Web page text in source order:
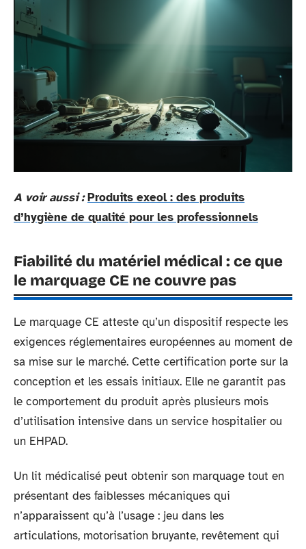
A voir aussi : Produits exeol : des produits
d’hygiène de qualité pour les professionnels
Fiabilité du matériel médical : ce que
le marquage CE ne couvre pas
Le marquage CE atteste qu’un dispositif respecte les
exigences réglementaires européennes au moment de
sa mise sur le marché. Cette certification porte sur la
conception et les essais initiaux. Elle ne garantit pas
le comportement du produit après plusieurs mois
d’utilisation intensive dans un service hospitalier ou
un EHPAD.
Un lit médicalisé peut obtenir son marquage tout en
présentant des faiblesses mécaniques qui
n’apparaissent qu’à l’usage : jeu dans les
articulations, motorisation bruyante, revêtement qui